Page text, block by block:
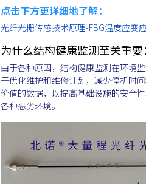
点击下方更详细地了解：
光纤光栅传感技术原理-FBG温度应变
为什么结构健康监测至关重要：
由于各种原因，结构健康监测在环境
于优化维护和维修计划，减少停机时
价值的数据，以提高基础设施的安全
各种恶劣环境。